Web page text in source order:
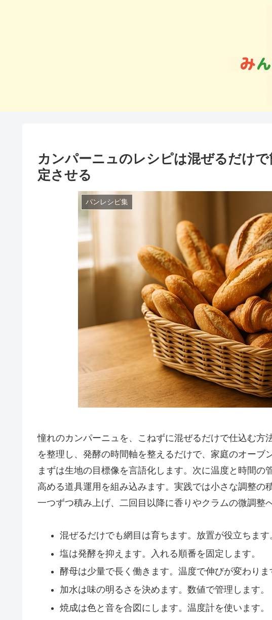
カンパーニュのレシピは混ぜるだけ
定させる
パンレシピ集
憧れのカンパーニュを、こねずに混ぜるだけで仕込む方
を整理し、発酵の時間軸を整えるだけで、家庭のオーブ
まずは生地の目標像を言語化します。次に温度と時間の
高める道具運用を組み込みます。実践では小さな調整の
一つずつ積み上げ、二回目以降に香りやクラムの微調整
混ぜるだけでも網目は育ちます。放置が役立ちます
塩は発酵を抑えます。入れる順番を固定します。
酵母は少量で長く働きます。温度で伸びが変わりま
加水は味の明るさを決めます。数値で管理します。
焼成は色と音を合図にします。温度計を使います。